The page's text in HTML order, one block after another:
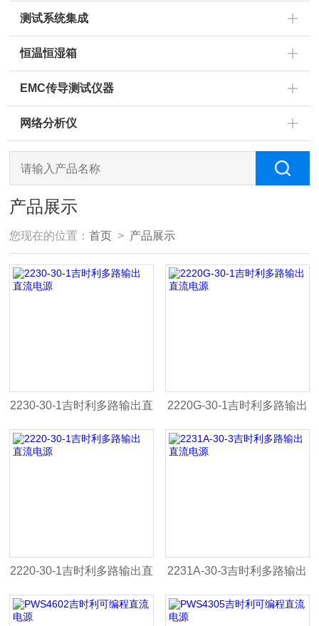
测试系统集成
恒温恒湿箱
EMC传导测试仪器
网络分析仪
产品展示
您现在的位置：首页 > 产品展示
2230-30-1吉时利多路输出直
流电源
2220G-30-1吉时利多路输出
直流电源
2220-30-1吉时利多路输出直
流电源
2231A-30-3吉时利多路输出
直流电源